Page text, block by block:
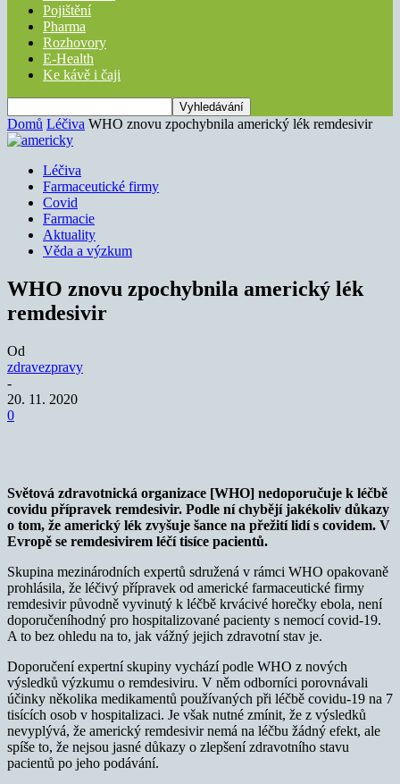
Pojištění
Pharma
Rozhovory
E-Health
Ke kávě i čaji
Domů Léčiva WHO znovu zpochybnila americký lék remdesivir
Léčiva
Farmaceutické firmy
Covid
Farmacie
Aktuality
Věda a výzkum
WHO znovu zpochybnila americký lék
remdesivir
Od
zdravezpravy
-
20. 11. 2020
0
Světová zdravotnická organizace [WHO] nedoporučuje k léčbě
covidu přípravek remdesivir. Podle ní chybějí jakékoliv důkazy
o tom, že americký lék zvyšuje šance na přežití lidí s covidem. V
Evropě se remdesivirem léčí tisíce pacientů.
Skupina mezinárodních expertů sdružená v rámci WHO opakovaně
prohlásila, že léčivý přípravek od americké farmaceutické firmy
remdesivir původně vyvinutý k léčbě krvácivé horečky ebola, není
doporučeníhodný pro hospitalizované pacienty s nemocí covid-19.
A to bez ohledu na to, jak vážný jejich zdravotní stav je.
Doporučení expertní skupiny vychází podle WHO z nových
výsledků výzkumu o remdesiviru. V něm odborníci porovnávali
účinky několika medikamentů používaných při léčbě covidu-19 na 7
tisících osob v hospitalizaci. Je však nutné zmínit, že z výsledků
nevyplývá, že americký remdesivir nemá na léčbu žádný efekt, ale
spíše to, že nejsou jasné důkazy o zlepšení zdravotního stavu
pacientů po jeho podávání.